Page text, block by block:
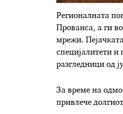
Регионалната
Прованса, а ги
мрежи.
специјалитети и
разгледници од
За време на
привлече